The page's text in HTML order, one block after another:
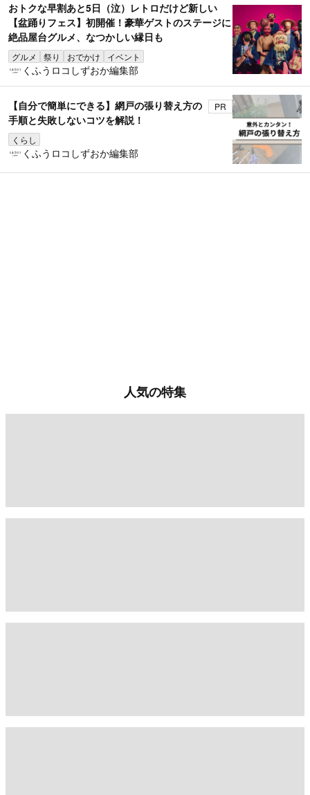
おトクな早割あと5日（泣）レトロだけど新しい
【盆踊りフェス】初開催！豪華ゲストのステージに
絶品屋台グルメ、なつかしい縁日も
グルメ 祭り おでかけ イベント
くふうロコしずおか編集部
【自分で簡単にできる】網戸の張り替え方の
手順と失敗しないコツを解説！
くらし
PR
くふうロコしずおか編集部
人気の特集